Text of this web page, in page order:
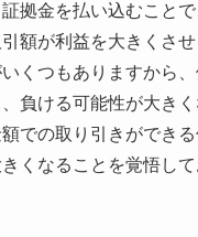
拠金を払い込むこと
額が利益を大きくさせ
くつもありますから
負ける可能性が大きく
での取り引きができ
くなることを覚悟して